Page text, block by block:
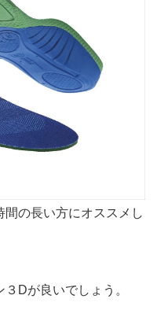
の長い方にオススメし
Dが良いでしょう。